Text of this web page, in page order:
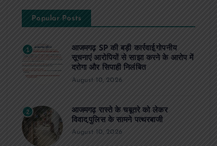
Popular Posts
1
आजमगढ़ SP की बड़ी कार्रवाई,गोपनीय
सूचनाएं आरोपियों से साझा करने के आरोप में
दरोगा और सिपाही निलंबित
August 10, 2026
2
आजमगढ़ रास्ते के चबूतरे को लेकर
विवाद,पुलिस के सामने पत्थरबाजी
August 10, 2026